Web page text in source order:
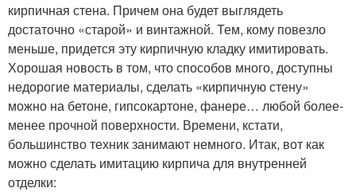
кирпичная стена. Причем она будет выглядеть
достаточно «старой» и винтажной. Тем, кому повезло
меньше, придется эту кирпичную кладку имитировать.
Хорошая новость в том, что способов много, доступны
недорогие материалы, сделать «кирпичную стену»
можно на бетоне, гипсокартоне, фанере… любой более-
менее прочной поверхности. Времени, кстати,
большинство техник занимают немного. Итак, вот как
можно сделать имитацию кирпича для внутренней
отделки: